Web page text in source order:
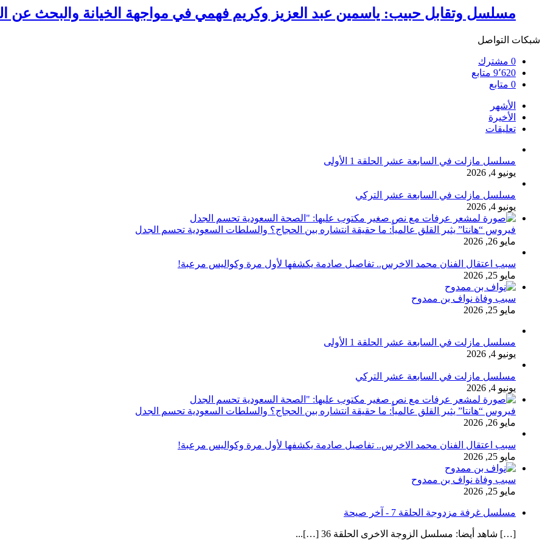
مسلسل وتقابل حبيب: ياسمين عبد العزيز وكريم فهمي في مواجهة الخيانة والبحث عن
شبكات التواصل
0 مشترك
9٬620 متابع
0 متابع
الأشهر
الأخيرة
تعليقات
مسلسل مازلت في السابعة عشر الحلقة 1 الأولى
يونيو 4, 2026
مسلسل مازلت في السابعة عشر التركي
يونيو 4, 2026
فيروس “هانتا” يثير القلق عالمياً: ما حقيقة انتشاره بين الحجاج؟ والسلطات السعودية تحسم الجدل
مايو 26, 2026
سبب اعتقال الفنان محمد الاخرس.. تفاصيل صادمة يكشفها لأول مرة وكواليس مرعبة!
مايو 25, 2026
سبب وفاة نواف بن ممدوح
مايو 25, 2026
مسلسل مازلت في السابعة عشر الحلقة 1 الأولى
يونيو 4, 2026
مسلسل مازلت في السابعة عشر التركي
يونيو 4, 2026
فيروس “هانتا” يثير القلق عالمياً: ما حقيقة انتشاره بين الحجاج؟ والسلطات السعودية تحسم الجدل
مايو 26, 2026
سبب اعتقال الفنان محمد الاخرس.. تفاصيل صادمة يكشفها لأول مرة وكواليس مرعبة!
مايو 25, 2026
سبب وفاة نواف بن ممدوح
مايو 25, 2026
مسلسل غرفة مزدوجة الحلقة 7 - آخر صيحة
[…] شاهد أيضا: مسلسل الزوجة الاخرى الحلقة 36 […]...